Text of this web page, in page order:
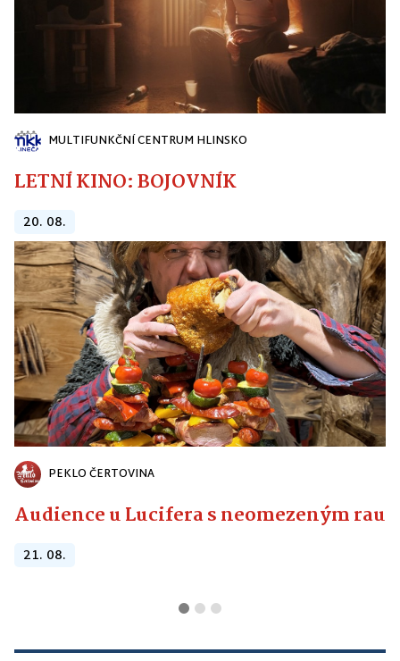
MULTIFUNKČNÍ CENTRUM HLINSKO
LETNÍ KINO: BOJOVNÍK
20. 08.
PEKLO ČERTOVINA
Audience u Lucifera s neomezeným
21. 08.